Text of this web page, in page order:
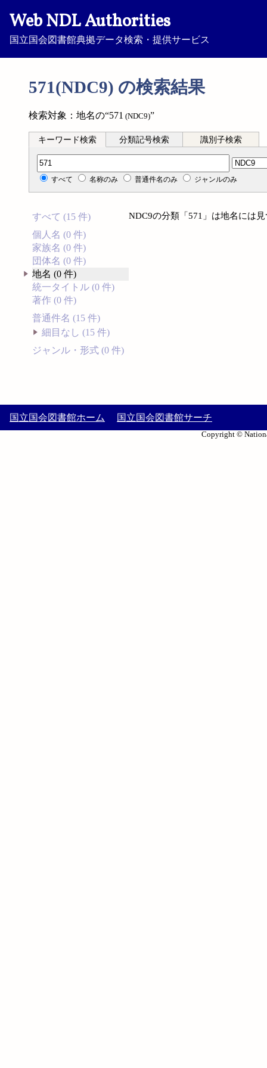
Web NDL Authorities
国立国会図書館典拠データ検索・提供サービス
571(NDC9) の検索結果
検索対象：地名の“571 (NDC9)”
キーワード検索 分類記号検索 識別子検索
分類記号検索
すべて 名称のみ 普通件名のみ ジャンルのみ
すべて (15 件)
個人名 (0 件)
家族名 (0 件)
団体名 (0 件)
地名 (0 件)
統一タイトル (0 件)
著作 (0 件)
普通件名 (15 件)
細目なし (15 件)
ジャンル・形式 (0 件)
NDC9の分類「571」は地名には
国立国会図書館ホーム 国立国会図書館サーチ
Copyright ©